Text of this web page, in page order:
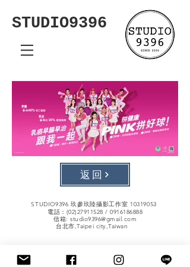
STUDIO9396
返回
STUDIO9396 玖參玖陸攝影工作室 10319053
電話：(02)27911528 / 0916186888
信箱: studio9396@gmail.com
台北市,Taipei city,Taiwan